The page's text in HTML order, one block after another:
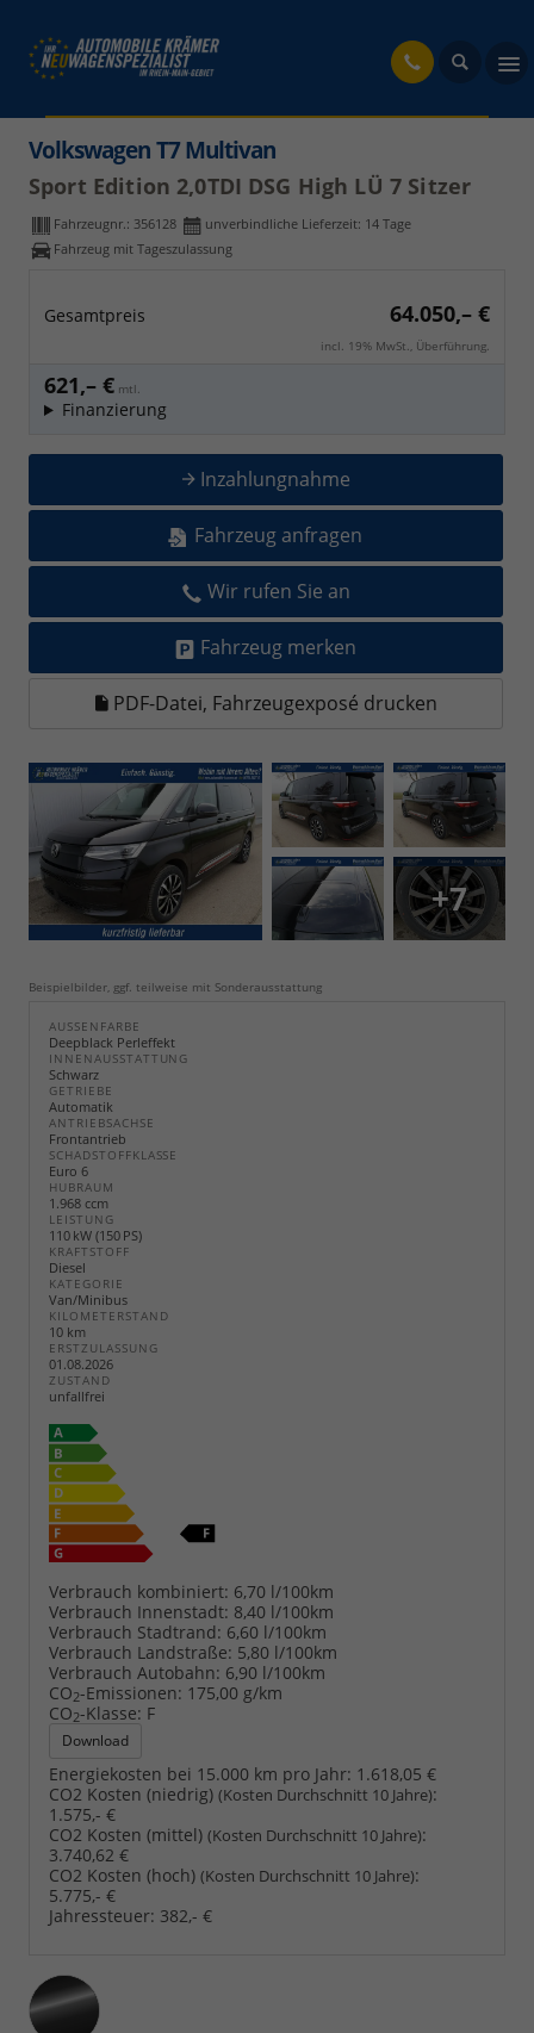
Volkswagen T7 Multivan
Sport Edition 2,0TDI DSG High LÜ 7 Sitzer
Fahrzeugnr.: 356128 unverbindliche Lieferzeit: 14 Tage
Fahrzeug mit Tageszulassung
Gesamtpreis 64.050,– €
incl. 19% MwSt., Überführung.
621,– € mtl.
Finanzierung
Inzahlungnahme
Fahrzeug anfragen
Wir rufen Sie an
Fahrzeug merken
PDF-Datei, Fahrzeugexposé drucken
+7
Beispielbilder, ggf. teilweise mit Sonderausstattung
AUSSENFARBE
Deepblack Perleffekt
INNENAUSSTATTUNG
Schwarz
GETRIEBE
Automatik
ANTRIEBSACHSE
Frontantrieb
SCHADSTOFFKLASSE
Euro 6
HUBRAUM
1.968 ccm
LEISTUNG
110 kW (150 PS)
KRAFTSTOFF
Diesel
KATEGORIE
Van/Minibus
KILOMETERSTAND
10 km
ERSTZULASSUNG
01.08.2026
ZUSTAND
unfallfrei
Verbrauch kombiniert: 6,70 l/100km
Verbrauch Innenstadt: 8,40 l/100km
Verbrauch Stadtrand: 6,60 l/100km
Verbrauch Landstraße: 5,80 l/100km
Verbrauch Autobahn: 6,90 l/100km
CO2-Emissionen: 175,00 g/km
CO2-Klasse: F
Download
Energiekosten bei 15.000 km pro Jahr: 1.618,05 €
CO2 Kosten (niedrig) (Kosten Durchschnitt 10 Jahre):
1.575,- €
CO2 Kosten (mittel) (Kosten Durchschnitt 10 Jahre):
3.740,62 €
CO2 Kosten (hoch) (Kosten Durchschnitt 10 Jahre):
5.775,- €
Jahressteuer: 382,- €